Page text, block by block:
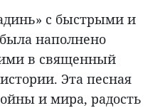
с быстрыми и
наполнено
в священный
Эта песная
и мира, радость